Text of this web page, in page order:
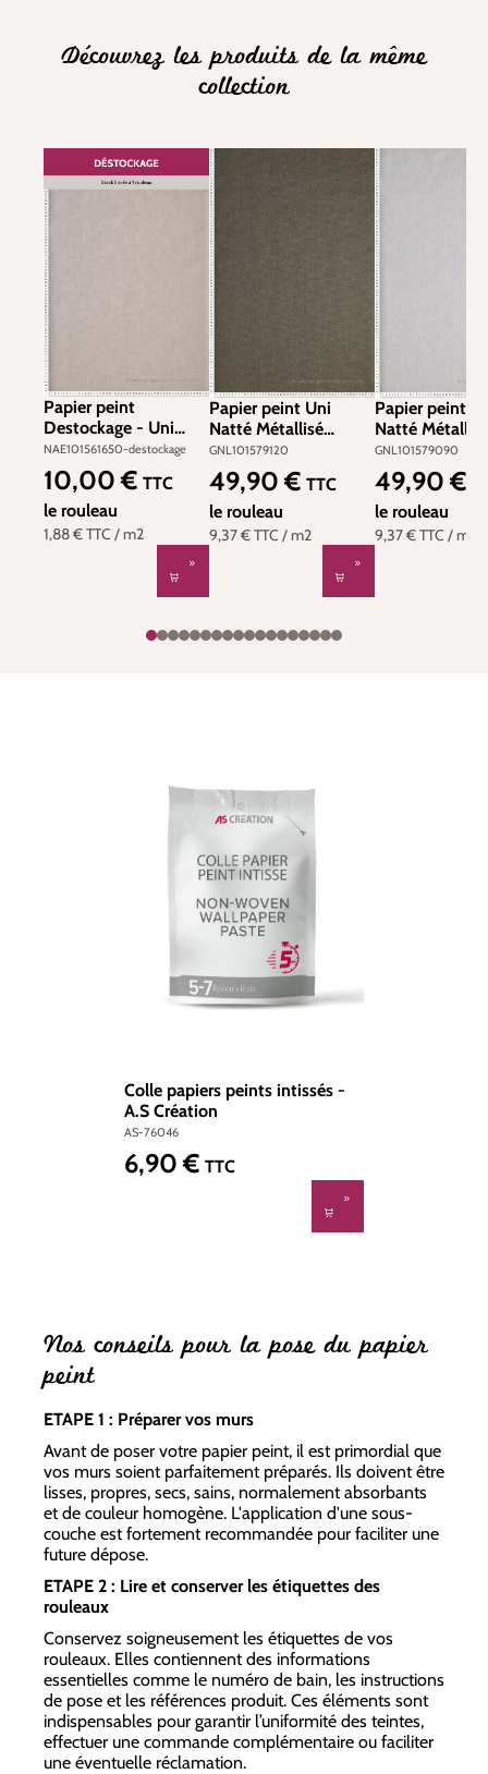
Découvrez les produits de la même
collection
Papier peint
Destockage - Uni
Natté Gris Clair -
Natté
NAE101561650-destockage
1,88 €TTC / m2
Prix régulier :
10,00 € TTC
le rouleau
Papier peint Uni
Natté Métallisé
Noir/Doré - Green
Life et Natté de
Casélio | Réf.
GNL101579120
GNL101579120
9,37 €TTC / m2
Prix régulier :
49,90 € TTC
le rouleau
Papier peint
Natté
Argenté -
et Natté de
Réf.
GNL101579090
9,37 €TTC / m2
Prix régulier :
49,90 €
le rouleau
Colle papiers peints intissés -
A.S Création
AS-76046
Prix régulier :
6,90 € TTC
Nos conseils pour la pose du papier
peint
ETAPE 1 : Préparer vos murs
Avant de poser votre papier peint, il est primordial que
vos murs soient parfaitement préparés. Ils doivent être
lisses, propres, secs, sains, normalement absorbants
et de couleur homogène. L'application d'une sous-
couche est fortement recommandée pour faciliter une
future dépose.
ETAPE 2 : Lire et conserver les étiquettes des
rouleaux
Conservez soigneusement les étiquettes de vos
rouleaux. Elles contiennent des informations
essentielles comme le numéro de bain, les instructions
de pose et les références produit. Ces éléments sont
indispensables pour garantir l’uniformité des teintes,
effectuer une commande complémentaire ou faciliter
une éventuelle réclamation.